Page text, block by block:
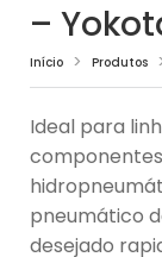
–
Início Produtos
Ideal para
pneumático
desejado